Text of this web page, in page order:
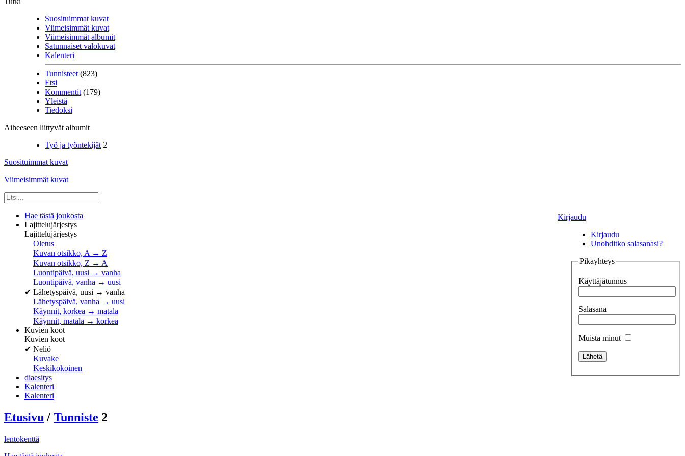
Suosituimmat kuvat
Viimeisimmät kuvat
Viimeisimmät albumit
Satunnaiset valokuvat
Kalenteri
Tunnisteet (823)
Etsi
Kommentit (179)
Yleistä
Tiedoksi
Aiheeseen liittyvät albumit
Työ ja työntekijät 2
Suosituimmat kuvat
Viimeisimmät kuvat
Kirjaudu
Kirjaudu
Unohditko salasanasi?
Pikayhteys
Käyttäjätunnus
Salasana
Muista minut
Hae tästä joukosta
Lajittelujärjestys
Lajittelujärjestys
Oletus
Kuvan otsikko, A → Z
Kuvan otsikko, Z → A
Luontipäivä, uusi → vanha
Luontipäivä, vanha → uusi
✔ Lähetyspäivä, uusi → vanha
Lähetyspäivä, vanha → uusi
Käynnit, korkea → matala
Käynnit, matala → korkea
Kuvien koot
Kuvien koot
✔ Neliö
Kuvake
Keskikokoinen
diaesitys
Kalenteri
Kalenteri
Etusivu / Tunniste 2
lentokenttä